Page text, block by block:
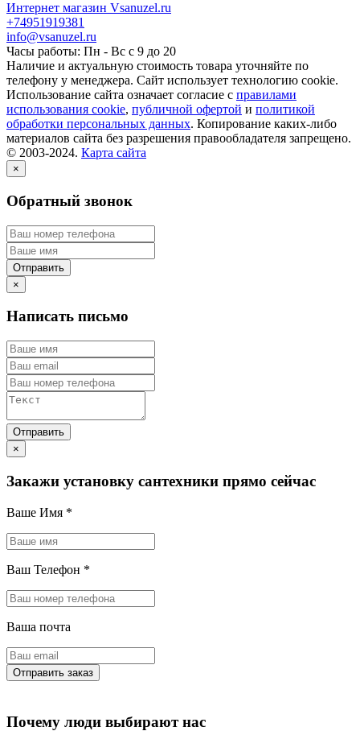
Интернет магазин Vsanuzel.ru
+74951919381
info@vsanuzel.ru
Часы работы: Пн - Вс с 9 до 20
Наличие и актуальную стоимость товара уточняйте по
телефону у менеджера. Сайт использует технологию cookie.
Использование сайта означает согласие с правилами
использования cookie, публичной офертой и политикой
обработки персональных данных. Копирование каких-либо
материалов сайта без разрешения правообладателя запрещено.
© 2003-2024. Карта сайта
×
Обратный звонок
×
Написать письмо
×
Закажи установку сантехники прямо сейчас
Ваше Имя *
Ваш Телефон *
Ваша почта
Почему люди выбирают нас